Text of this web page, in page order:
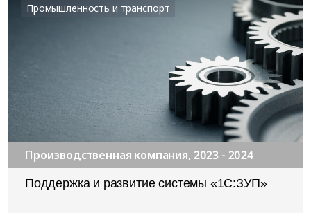
Промышленность и транспорт
Производственная компания, 2023 - 2024
Поддержка и развитие системы «1С:ЗУП»